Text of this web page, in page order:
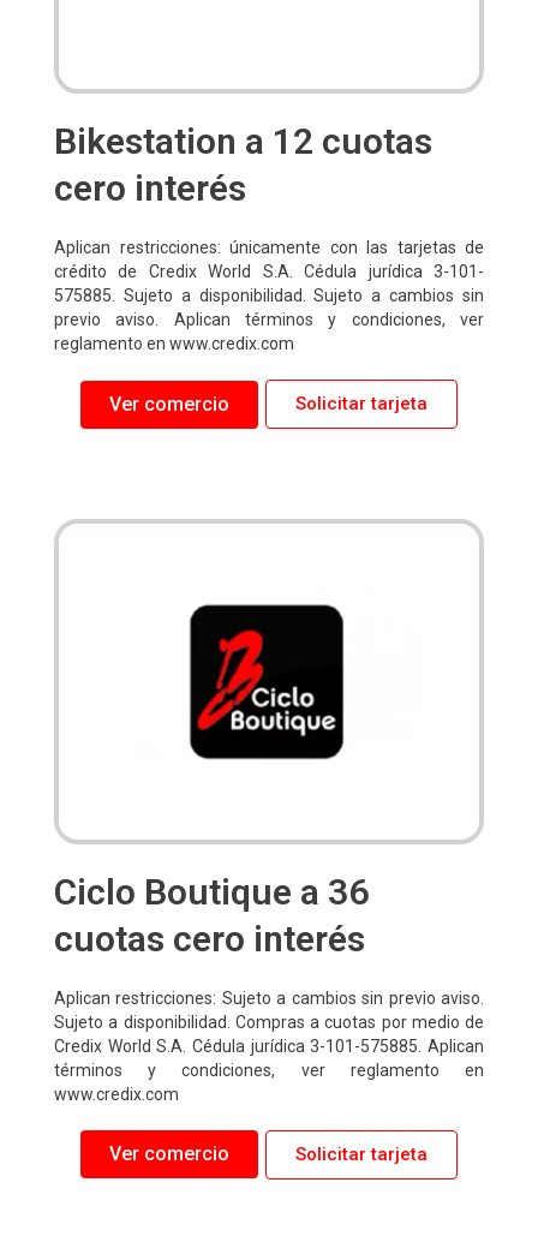
Bikestation a 12 cuotas
cero interés
Aplican restricciones: únicamente con las tarjetas de
crédito de Credix World S.A. Cédula jurídica 3-101-
575885. Sujeto a disponibilidad. Sujeto a cambios sin
previo aviso. Aplican términos y condiciones, ver
reglamento en www.credix.com
Ver comercio Solicitar tarjeta
Ciclo Boutique a 36
cuotas cero interés
Aplican restricciones: Sujeto a cambios sin previo aviso.
Sujeto a disponibilidad. Compras a cuotas por medio de
Credix World S.A. Cédula jurídica 3-101-575885. Aplican
términos y condiciones, ver reglamento en
www.credix.com
Ver comercio Solicitar tarjeta